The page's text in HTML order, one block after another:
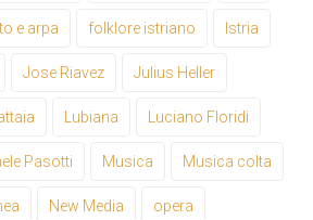
e arpa folklore istriano Istria
Jose Riavez Julius Heller
Lubiana Luciano Floridi
Pasotti Musica Musica colta
New Media opera